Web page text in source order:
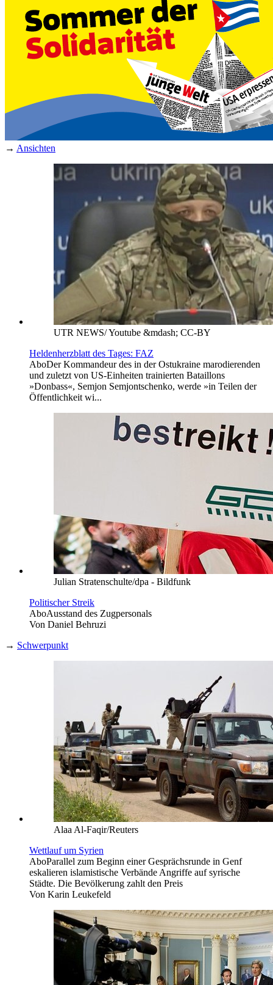
→ Ansichten
UTR NEWS/ Youtube &mdash; CC-BY
Heldenherzblatt des Tages: FAZ
AboDer Kommandeur des in der Ostukraine marodierenden
und zuletzt von US-Einheiten trainierten Bataillons
»Donbass«, Semjon Semjontschenko, werde »in Teilen der
Öffentlichkeit wi...
Julian Stratenschulte/dpa - Bildfunk
Politischer Streik
AboAusstand des Zugpersonals
Von Daniel Behruzi
→ Schwerpunkt
Alaa Al-Faqir/Reuters
Wettlauf um Syrien
AboParallel zum Beginn einer Gesprächsrunde in Genf
eskalieren islamistische Verbände Angriffe auf syrische
Städte. Die Bevölkerung zahlt den Preis
Von Karin Leukefeld